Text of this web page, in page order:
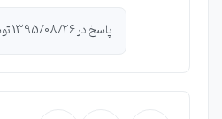
پاسخ در 1395/08/26 توسط